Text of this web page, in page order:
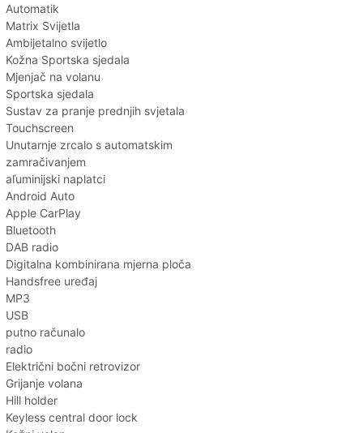
Automatik
Matrix Svijetla
Ambijetalno svijetlo
Kožna Sportska sjedala
Mjenjač na volanu
Sportska sjedala
Sustav za pranje prednjih svjetala
Touchscreen
Unutarnje zrcalo s automatskim
zamračivanjem
aľuminijski naplatci
Android Auto
Apple CarPlay
Bluetooth
DAB radio
Digitalna kombinirana mjerna ploča
Handsfree uređaj
MP3
USB
putno računalo
radio
Električni bočni retrovizor
Grijanje volana
Hill holder
Keyless central door lock